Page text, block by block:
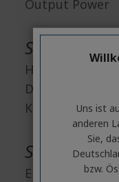
Output Power
HDMI
DisplayPort
KopfhörerUns ist
anderen
Sie,
bzw.